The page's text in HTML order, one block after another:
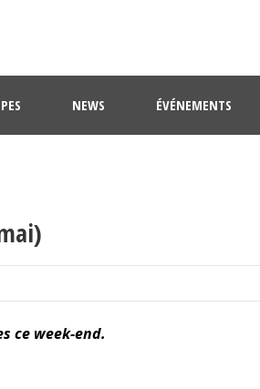
NEWS ÉVÉNEMENTS
ce week-end.